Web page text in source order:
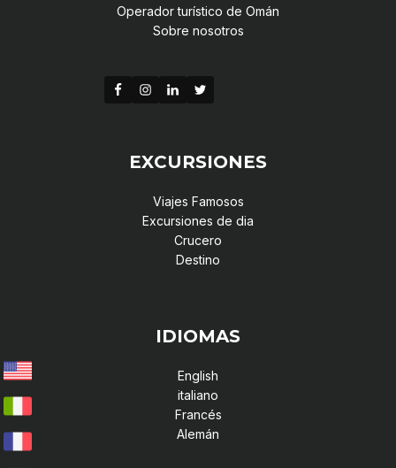
Operador turístico de Omán
Sobre nosotros
EXCURSIONES
Viajes Famosos
Excursiones de dia
Crucero
Destino
IDIOMAS
English
italiano
Francés
Alemán